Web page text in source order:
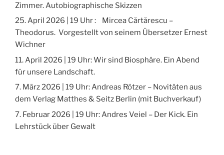
Zimmer. Autobiographische Skizzen
25. April 2026 | 19 Uhr : Mircea Cărtărescu –
Theodorus. Vorgestellt von seinem Übersetzer Ernest
Wichner
11. April 2026 | 19 Uhr: Wir sind Biosphäre. Ein Abend
für unsere Landschaft.
7. März 2026 | 19 Uhr: Andreas Rötzer – Novitäten aus
dem Verlag Matthes & Seitz Berlin (mit Buchverkauf)
7. Februar 2026 | 19 Uhr: Andres Veiel – Der Kick. Ein
Lehrstück über Gewalt